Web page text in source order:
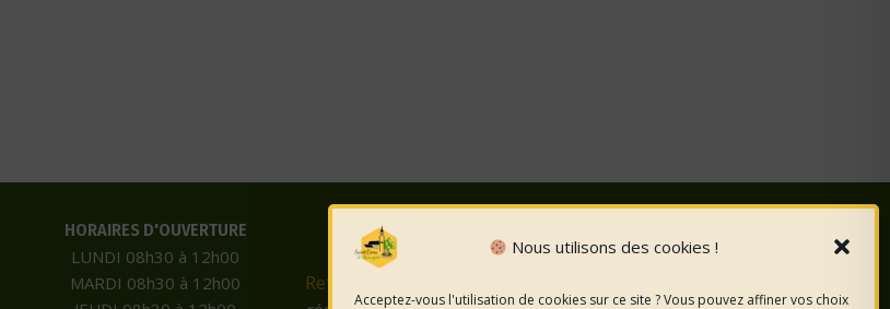
Nous utilisons des cookies !
Acceptez-vous l'utilisation de cookies sur ce site ? Vous pouvez affiner vos choix
HORAIRES D'OUVERTURE
LUNDI 08h30 à 12h00
MARDI 08h30 à 12h00
Retrouvez-nous